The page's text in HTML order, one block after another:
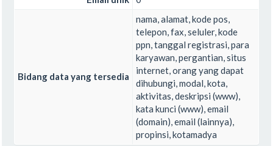
Bidang data yang tersedia
nama, alamat, kode pos,
telepon, fax, seluler, kode
ppn, tanggal registrasi, para
karyawan, pergantian, situs
internet, orang yang dapat
dihubungi, modal, kota,
aktivitas, deskripsi (www),
kata kunci (www), email
(domain), email (lainnya),
propinsi, kotamadya